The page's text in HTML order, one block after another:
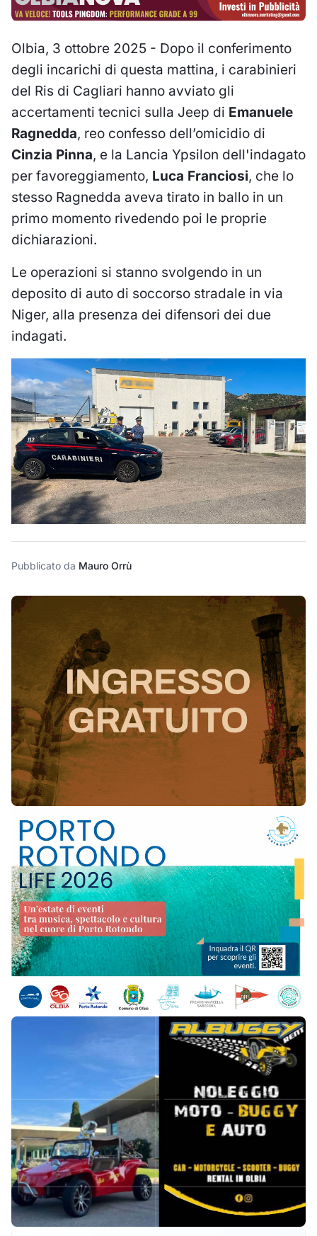
Olbia, 3 ottobre 2025 - Dopo il conferimento
degli incarichi di questa mattina, i carabinieri
del Ris di Cagliari hanno avviato gli
accertamenti tecnici sulla Jeep di Emanuele
Ragnedda, reo confesso dell’omicidio di
Cinzia Pinna, e la Lancia Ypsilon dell'indagato
per favoreggiamento, Luca Franciosi, che lo
stesso Ragnedda aveva tirato in ballo in un
primo momento rivedendo poi le proprie
dichiarazioni.
Le operazioni si stanno svolgendo in un
deposito di auto di soccorso stradale in via
Niger, alla presenza dei difensori dei due
indagati.
Pubblicato da Mauro Orrù